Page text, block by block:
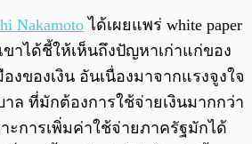
Nakamoto ได้เผยแพร่ white paper
ขาได้ชี้ให้เห็นถึงปัญหาเก่าแก่ของ
งของเงิน อันเนื่องมาจากแรงจูงใจ
าล ที่มักต้องการใช้จ่ายเงินมากกว่า
ะการเพิ่มค่าใช้จ่ายภาครัฐมักได้